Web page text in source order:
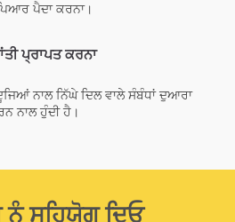
ਪੈਦਾ ਕਰਨਾ।
ਪ੍ਰਾਪਤ ਕਰਨਾ
ਨਾਲ ਨਿੱਘੇ ਦਿਲ ਵਾਲੇ ਸੰਬੰਧਾਂ ਦੁਆਰਾ
ਨਾਲ ਹੁੰਦੀ ਹੈ।
ਨੂੰ ਸਹਿਯੋਗ ਦਿਓ